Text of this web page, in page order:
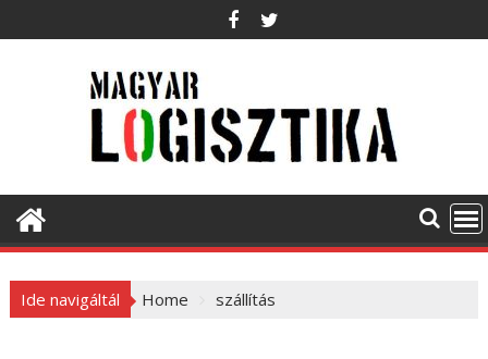
k
o
t
Ide navigáltál Home szállítás